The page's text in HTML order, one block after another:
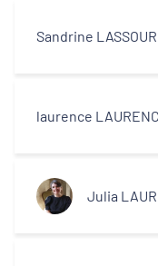
Sandrine
laurence
Julia